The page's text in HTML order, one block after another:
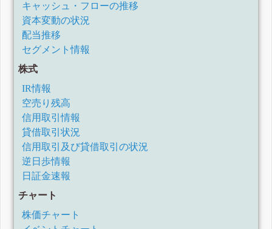
キャッシュ・フローの推移
資本変動の状況
配当推移
セグメント情報
株式
IR情報
空売り残高
信用取引情報
貸借取引状況
信用取引及び貸借取引の状況
逆日歩情報
日証金速報
チャート
株価チャート